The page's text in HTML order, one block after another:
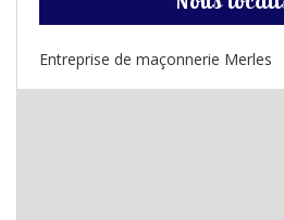
Entreprise de maçonnerie Merles